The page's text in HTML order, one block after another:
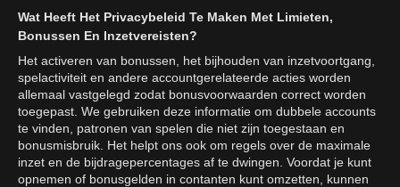
Wat Heeft Het Privacybeleid Te Maken Met Limieten,
Bonussen En Inzetvereisten?
Het activeren van bonussen, het bijhouden van inzetvoortgang,
spelactiviteit en andere accountgerelateerde acties worden
allemaal vastgelegd zodat bonusvoorwaarden correct worden
toegepast. We gebruiken deze informatie om dubbele accounts
te vinden, patronen van spelen die niet zijn toegestaan en
bonusmisbruik. Het helpt ons ook om regels over de maximale
inzet en de bijdragepercentages af te dwingen. Voordat je kunt
opnemen of bonusgelden in contanten kunt omzetten, kunnen